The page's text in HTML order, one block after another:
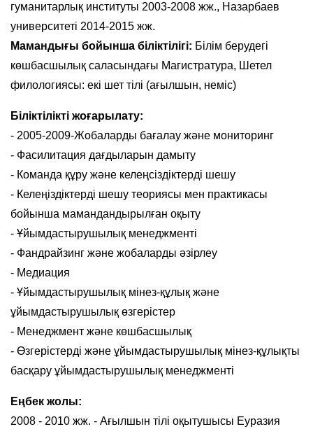
гуманитарлық институты 2003-2008 жж., Назарбаев
университеті 2014-2015 жж.
Мамандығы бойынша біліктілігі: Білім берудегі
көшбасшылық саласындағы Магистратура, Шетел
филологиясы: екі шет тілі (ағылшын, неміс)
Біліктілікті жоғарылату:
- 2005-2009-Жобаларды бағалау және мониторинг
- Фасилитация дағдыларын дамыту
- Команда құру және келеңсіздіктерді шешу
- Келеңіздіктерді шешу теориясы мен практикасы
бойынша мамандандырылған оқыту
- Ұйымдастырушылық менеджменті
- Фандрайзинг және жобаларды әзірлеу
- Медиация
- Ұйымдастырушылық мінез-құлық және
ұйымдастырушылық өзгерістер
- Менеджмент және көшбасшылық
- Өзгерістерді және ұйымдастырушылық мінез-құлықты
басқару ұйымдастырушылық менеджменті
Еңбек жолы:
2008 - 2010 жж. - Ағылшын тілі оқытушысы Еуразия